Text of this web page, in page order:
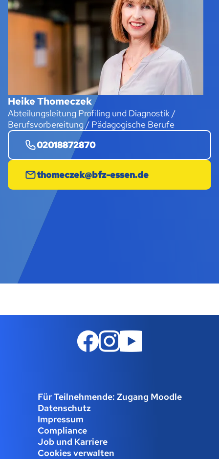
Heike Thomeczek
Abteilungsleitung Profiling und Diagnostik /
Berufsvorbereitung / Pädagogische Berufe
02018872870
thomeczek@bfz-essen.de
Für Teilnehmende: Zugang Moodle
Datenschutz
Impressum
Compliance
Job und Karriere
Cookies verwalten